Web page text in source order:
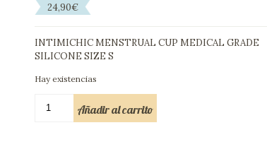
24,90€
INTIMICHIC MENSTRUAL CUP MEDICAL GRADE
SILICONE SIZE S
Hay existencias
COPA
Añadir al carrito